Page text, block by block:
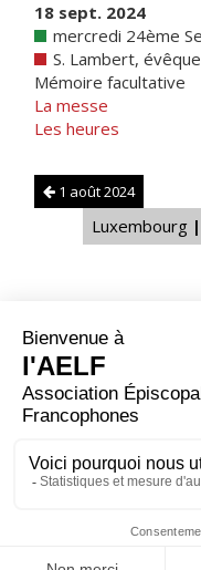
18 sept. 2024
mercredi 24ème
S. Lambert,
Mémoire facultative
La messe
Les heures
1 août 2024
Luxembourg |